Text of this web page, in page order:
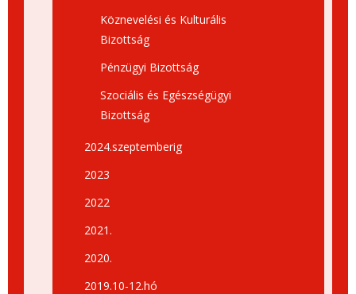
Köznevelési és Kulturális
Bizottság
Pénzügyi Bizottság
Szociális és Egészségügyi
Bizottság
2024.szeptemberig
2023
2022
2021.
2020.
2019.10-12.hó